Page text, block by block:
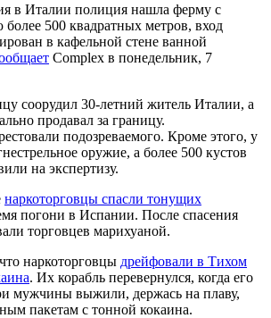
в Италии полиция нашла ферму с
500 квадратных метров, вход
в кафельной стене ванной
Complex в понедельник, 7
соорудил 30-летний житель Италии, а
продавал за границу.
подозреваемого. Кроме этого, у
оружие, а более 500 кустов
на экспертизу.
наркоторговцы спасли тонущих
погони в Испании. После спасения
торговцев марихуаной.
наркоторговцы дрейфовали в Тихом
. Их корабль перевернулся, когда его
мужчины выжили, держась на плаву,
пакетам с тонной кокаина.